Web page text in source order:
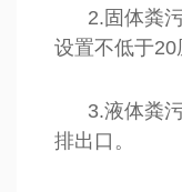
2.固体粪
设置不低于20
3.液体粪
排出口。